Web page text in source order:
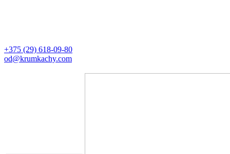
+375 (29) 618-09-80
od@krumkachy.com